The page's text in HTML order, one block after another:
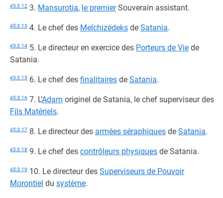
45:3.12 3. Mansurotia, le premierSouverain assistant.
45:3.13 4. Le chef des Melchizédeks de Satania.
45:3.14 5. Le directeur en exercice des Porteurs de Vie de
Satania.
45:3.15 6. Le chef des finalitaires de Satania.
45:3.16 7. L’Adam originel de Satania, le chef superviseur des
Fils Matériels.
45:3.17 8. Le directeur des armées séraphiques de Satania.
45:3.18 9. Le chef des contrôleurs physiques de Satania.
45:3.19 10. Le directeur des Superviseurs de Pouvoir
Morontiel du système.